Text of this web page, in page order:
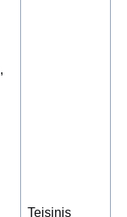
Teisinis